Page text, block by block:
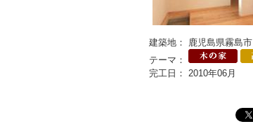
建築地： 鹿児島県霧島市
テーマ：
完工日： 2010年06月